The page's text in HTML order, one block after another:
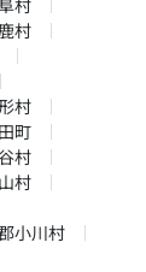
村
村
村
町
村
村
小川村